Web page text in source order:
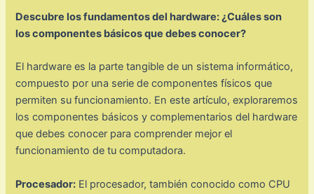
Descubre los fundamentos del hardware: ¿Cuáles son
los componentes básicos que debes conocer?
El hardware es la parte tangible de un sistema informático,
compuesto por una serie de componentes físicos que
permiten su funcionamiento. En este artículo, exploraremos
los componentes básicos y complementarios del hardware
que debes conocer para comprender mejor el
funcionamiento de tu computadora.
Procesador: El procesador, también conocido como CPU